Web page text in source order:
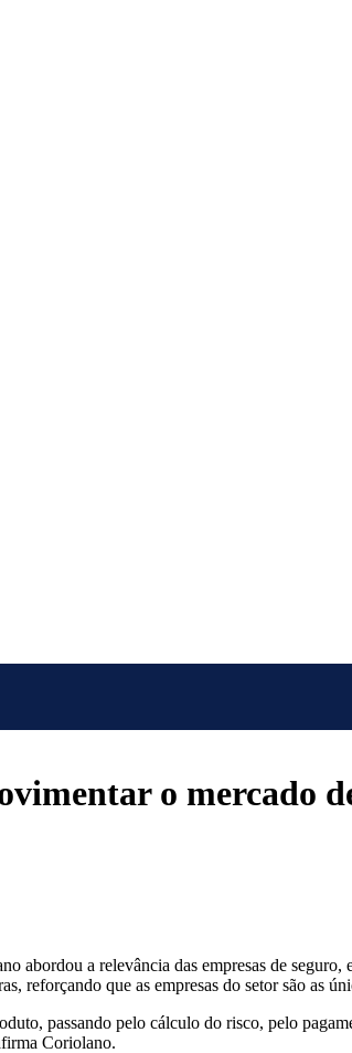
o mercado
a relevância das empresas de
reforçando que as empresas do setor são as
passando pelo cálculo do risco, pelo
Coriolano.